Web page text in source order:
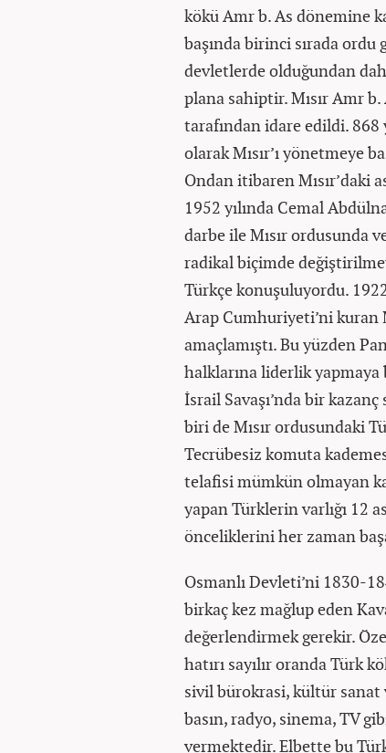
kökü Amr b. As dönemine
başında birinci sırada
devletlerde olduğundan
plana sahiptir. Mısır Amr
tarafından idare edildi. 868
olarak Mısır’ı yönetmeye
Ondan itibaren Mısır’daki
1952 yılında Cemal
darbe ile Mısır ordusunda
radikal biçimde
Türkçe konuşuluyordu.
Arap Cumhuriyeti’ni kuran
amaçlamıştı. Bu yüzden
halklarına liderlik yapmaya
İsrail Savaşı’nda bir
biri de Mısır ordusundaki
Tecrübesiz komuta
telafisi mümkün olmayan
yapan Türklerin varlığı 12
önceliklerini her zaman
Osmanlı Devleti’ni 1830-
birkaç kez mağlup eden
değerlendirmek gerekir.
hatırı sayılır oranda Türk
sivil bürokrasi, kültür sanat
basın, radyo, sinema, TV
vermektedir. Elbette bu